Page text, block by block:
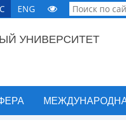
ENG
УНИВЕРСИТЕТ